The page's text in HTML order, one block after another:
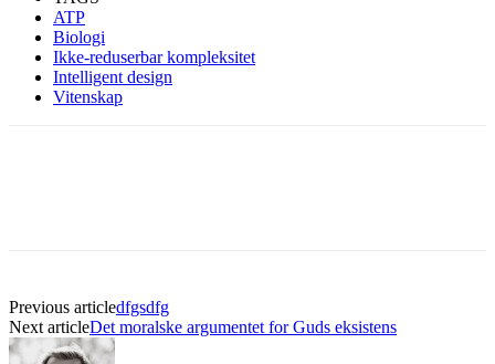
ATP
Biologi
Ikke-reduserbar kompleksitet
Intelligent design
Vitenskap
Previous articledfgsdfg
Next articleDet moralske argumentet for Guds eksistens